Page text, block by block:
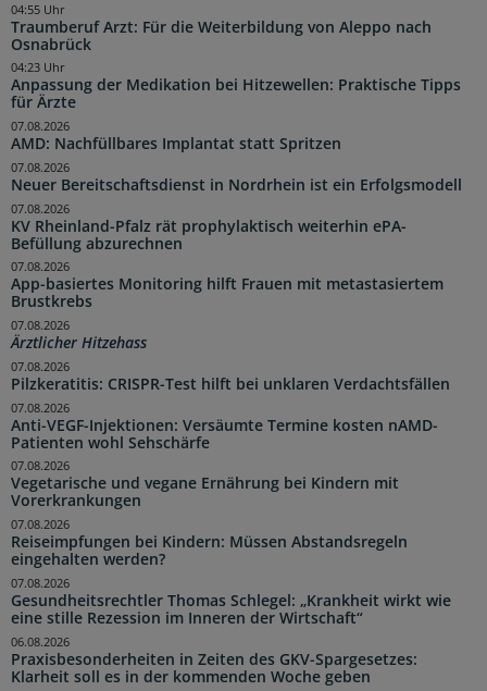
Traumberuf Arzt: Für die Weiterbildung von Aleppo nach
Osnabrück
04:55 Uhr
Anpassung der Medikation bei Hitzewellen: Praktische Tipps
für Ärzte
04:23 Uhr
AMD: Nachfüllbares Implantat statt Spritzen
07.08.2026
Neuer Bereitschaftsdienst in Nordrhein ist ein Erfolgsmodell
07.08.2026
KV Rheinland-Pfalz rät prophylaktisch weiterhin ePA-
Befüllung abzurechnen
07.08.2026
App-basiertes Monitoring hilft Frauen mit metastasiertem
Brustkrebs
07.08.2026
Ärztlicher Hitzehass
07.08.2026
Pilzkeratitis: CRISPR-Test hilft bei unklaren Verdachtsfällen
07.08.2026
Anti-VEGF-Injektionen: Versäumte Termine kosten nAMD-
Patienten wohl Sehschärfe
07.08.2026
Vegetarische und vegane Ernährung bei Kindern mit
Vorerkrankungen
07.08.2026
Reiseimpfungen bei Kindern: Müssen Abstandsregeln
eingehalten werden?
07.08.2026
Gesundheitsrechtler Thomas Schlegel: „Krankheit wirkt wie
eine stille Rezession im Inneren der Wirtschaft“
07.08.2026
Praxisbesonderheiten in Zeiten des GKV-Spargesetzes:
Klarheit soll es in der kommenden Woche geben
06.08.2026